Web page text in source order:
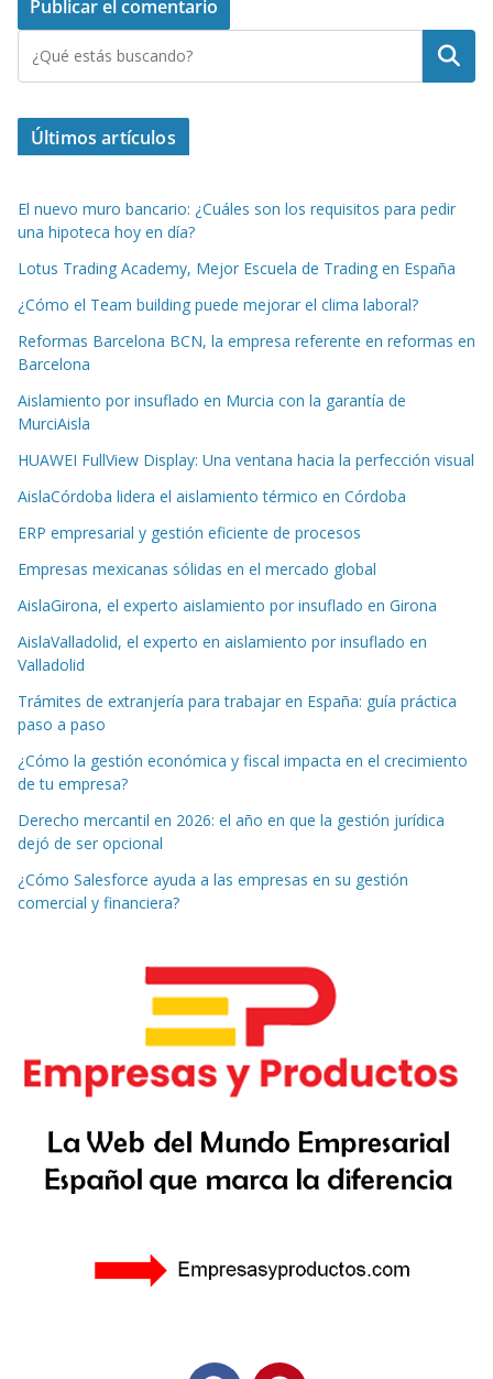
Buscar
Últimos artículos
El nuevo muro bancario: ¿Cuáles son los requisitos para pedir
una hipoteca hoy en día?
Lotus Trading Academy, Mejor Escuela de Trading en España
¿Cómo el Team building puede mejorar el clima laboral?
Reformas Barcelona BCN, la empresa referente en reformas en
Barcelona
Aislamiento por insuflado en Murcia con la garantía de
MurciAisla
HUAWEI FullView Display: Una ventana hacia la perfección visual
AislaCórdoba lidera el aislamiento térmico en Córdoba
ERP empresarial y gestión eficiente de procesos
Empresas mexicanas sólidas en el mercado global
AislaGirona, el experto aislamiento por insuflado en Girona
AislaValladolid, el experto en aislamiento por insuflado en
Valladolid
Trámites de extranjería para trabajar en España: guía práctica
paso a paso
¿Cómo la gestión económica y fiscal impacta en el crecimiento
de tu empresa?
Derecho mercantil en 2026: el año en que la gestión jurídica
dejó de ser opcional
¿Cómo Salesforce ayuda a las empresas en su gestión
comercial y financiera?